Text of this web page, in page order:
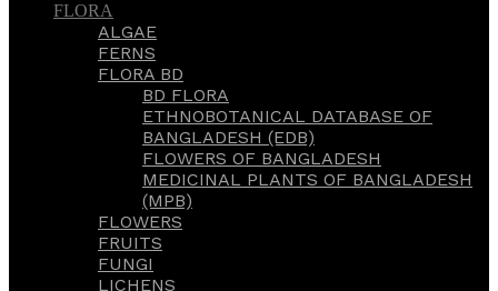
FLORA
ALGAE
FERNS
FLORA BD
BD FLORA
ETHNOBOTANICAL DATABASE OF
BANGLADESH (EDB)
FLOWERS OF BANGLADESH
MEDICINAL PLANTS OF BANGLADESH
(MPB)
FLOWERS
FRUITS
FUNGI
LICHENS